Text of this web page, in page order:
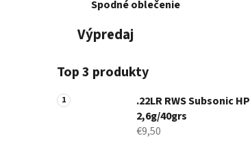
Spodné oblečenie
Výpredaj
Top 3 produkty
.22LR RWS Subsonic HP
2,6g/40grs
€9,50